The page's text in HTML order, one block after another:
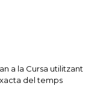
a la Cursa utilitzant
del temps